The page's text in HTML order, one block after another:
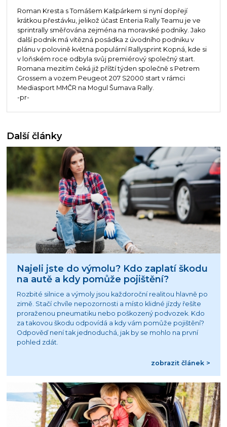
Roman Kresta s Tomášem Kašpárkem si nyní dopřejí
krátkou přestávku, jelikož účast Enteria Rally Teamu je ve
sprintrally směřována zejména na moravské podniky. Jako
další podnik má vítězná posádka z úvodního podniku v
plánu v polovině května populární Rallysprint Kopná, kde si
v loňském roce odbyla svůj premiérový společný start.
Romana mezitím čeká již příští týden společně s Petrem
Grossem a vozem Peugeot 207 S2000 start v rámci
Mediasport MMČR na Mogul Šumava Rally.
-pr-
Další články
Najeli jste do výmolu? Kdo zaplatí škodu
na autě a kdy pomůže pojištění?
Rozbité silnice a výmoly jsou každoroční realitou hlavně po
zimě. Stačí chvíle nepozornosti a místo klidné jízdy řešíte
proraženou pneumatiku nebo poškozený podvozek. Kdo
za takovou škodu odpovídá a kdy vám pomůže pojištění?
Odpověď není tak jednoduchá, jak by se mohlo na první
pohled zdát.
zobrazit článek >